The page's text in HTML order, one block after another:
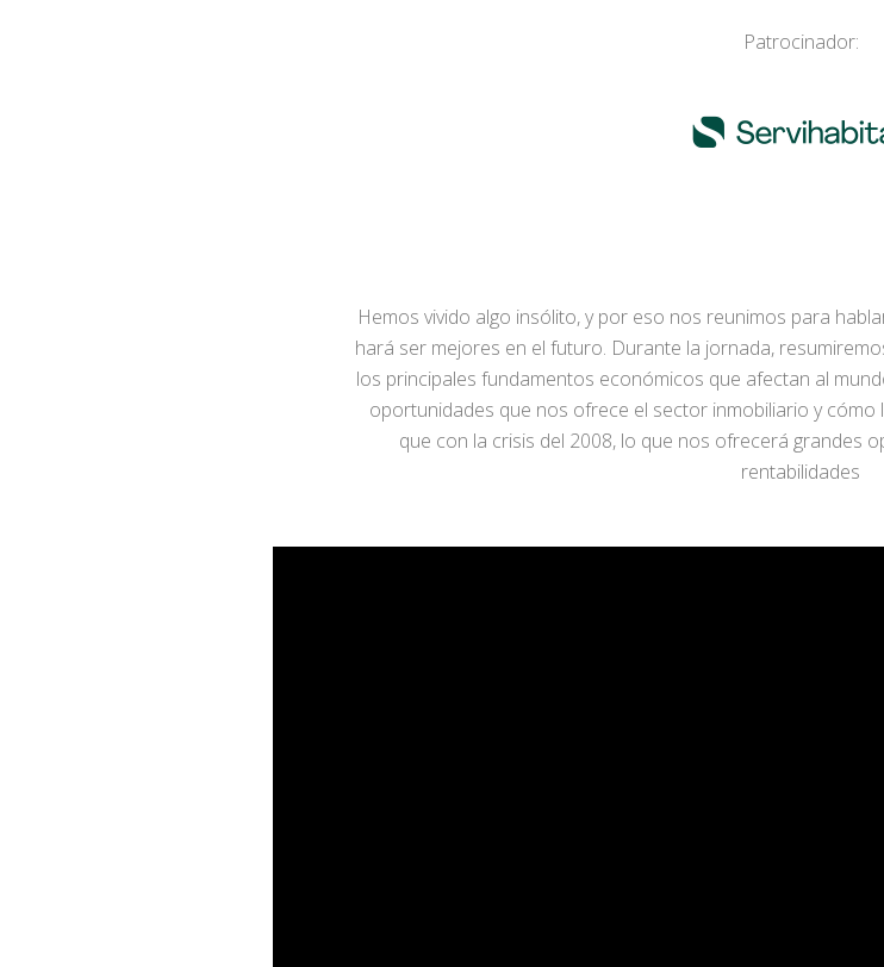
Patrocinador:
Hemos vivido algo insólito, y por eso nos reunimos para
hará ser mejores en el futuro. Durante la jornada,
los principales fundamentos económicos que afectan al
oportunidades que nos ofrece el sector inmobiliario y cómo
que con la crisis del 2008, lo que nos ofrecerá grandes
rentabilidades